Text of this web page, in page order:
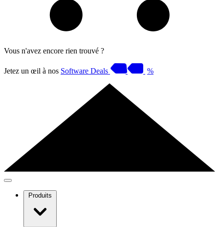
Vous n'avez encore rien trouvé ?
Jetez un œil à nos Software Deals %
Produits